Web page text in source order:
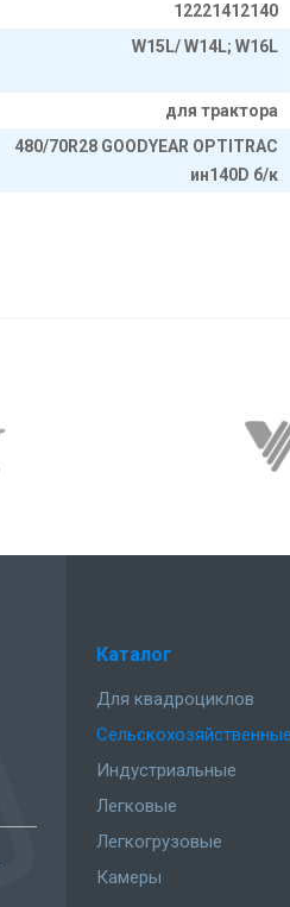
12221412140
W15L/ W14L; W16L
для трактора
480/70R28 GOODYEAR OPTITRAC
ин140D б/к
Каталог
Для квадроциклов
Индустриальные
Легковые
Легкогрузовые
Камеры